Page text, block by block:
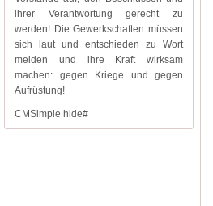
ihrer Verantwortung gerecht zu
werden! Die Gewerkschaften müssen
sich laut und entschieden zu Wort
melden und ihre Kraft wirksam
machen: gegen Kriege und gegen
Aufrüstung!
CMSimple hide#